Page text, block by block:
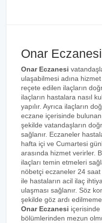
Onar Eczanesi
Onar Eczanesi
ulaşabilmesi adına
reçete edilen ilaçların
ilaçların hastalara nasıl
yapılır. Ayrıca ilaçların
eczane içerisinde
şekilde vatandaşların
sağlanır. Eczaneler
hafta içi ve Cumartesi
arasında hizmet verirler.
ilaçları temin etmeleri
nöbetçi eczaneler 24
ile hastaların acil ilaç
ulaşması sağlanır. Söz
şekilde göz ardı
Onar Eczanesi içerisinde
bölümlerinden mezun